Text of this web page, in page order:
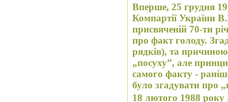
Вперше, 25 грудня
Компартії України
присвяченій 70-ти
про факт голоду.
рядків), та
„посуху”, але
самого факту -
було згадувати про
18 лютого 1988 року